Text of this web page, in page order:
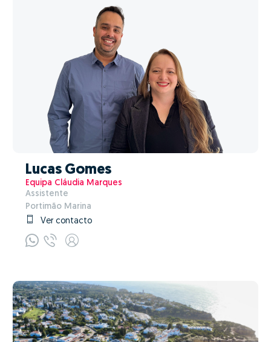
Lucas Gomes
Equipa Cláudia Marques
Assistente
Portimão Marina
Ver contacto